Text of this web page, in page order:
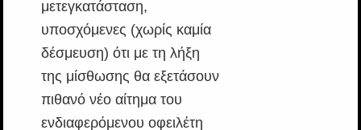
μετεγκατάσταση,
υποσχόμενες (χωρίς καμία
δέσμευση) ότι με τη λήξη
της μίσθωσης θα εξετάσουν
πιθανό νέο αίτημα του
ενδιαφερόμενου οφειλέτη